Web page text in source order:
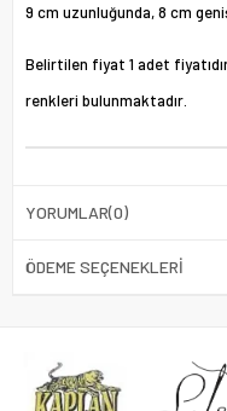
9 cm uzunluğunda, 8 cm
Belirtilen fiyat 1 adet
renkleri bulunmaktadır.
YORUMLAR(0)
ÖDEME SEÇENEKLERI